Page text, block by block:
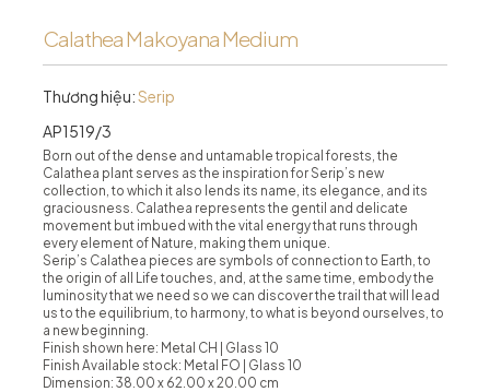
Calathea Makoyana Medium
Thương hiệu:Serip
AP1519/3
Born out of the dense and untamable tropical forests, the
Calathea plant serves as the inspiration for Serip’s new
collection, to which it also lends its name, its elegance, and its
graciousness. Calathea represents the gentil and delicate
movement but imbued with the vital energy that runs through
every element of Nature, making them unique.
Serip’s Calathea pieces are symbols of connection to Earth, to
the origin of all Life touches, and, at the same time, embody the
luminosity that we need so we can discover the trail that will lead
us to the equilibrium, to harmony, to what is beyond ourselves, to
a new beginning.
Finish shown here: Metal CH | Glass 10
Finish Available stock: Metal FO | Glass 10
Dimension: 38.00 x 62.00 x 20.00 cm